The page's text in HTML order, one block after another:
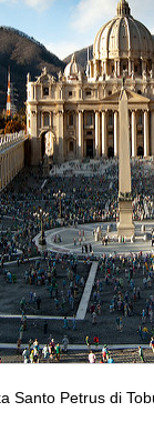
Santo Petrus di